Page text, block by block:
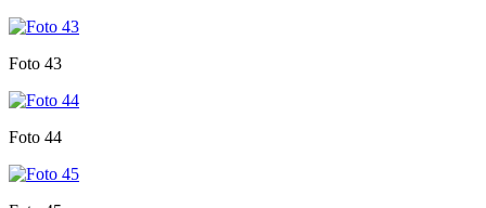
Foto 43
Foto 44